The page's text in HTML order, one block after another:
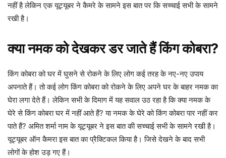
नहीं है लेकिन एक यूट्यूबर ने कैमरे के सामने इस बात पर कि सच्चाई सभी के सामने
रखी है।
क्या नमक को देखकर डर जाते हैं किंग कोबरा?
किंग कोबरा को घर में घुसने से रोकने के लिए लोग कई तरह के नए-नए उपाय
अपनाते हैं। तो कई लोग किंग कोबरा को रोकने के लिए अपने घर के बाहर नमक का
घेरा लगा देते हैं। लेकिन सभी के दिमाग में यह सवाल उठ रहा है कि क्या नमक के
घेरे से किंग कोबरा घर में नहीं आते हैं? या नमक के घेरे को किंग कोबरा पार नहीं कर
पाते हैं? अमित शर्मा नाम के यूट्यूबर ने इस बात की सच्चाई सभी के सामने रखी है।
यूट्यूबर ऑन कैमरा इस बात का प्रैक्टिकल किया है। जिसे देखने के बाद सभी
लोगों के होश उड़ गए हैं।